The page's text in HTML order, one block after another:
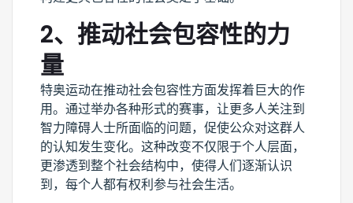
2、推动社会包容性的力
量
特奥运动在推动社会包容性方面发挥着巨大的作
用。通过举办各种形式的赛事，让更多人关注到
智力障碍人士所面临的问题，促使公众对这群人
的认知发生变化。这种改变不仅限于个人层面，
更渗透到整个社会结构中，使得人们逐渐认识
到，每个人都有权利参与社会生活。